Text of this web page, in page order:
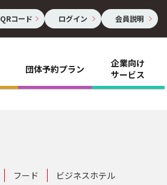
QRコード ログイン 会員説明
団体予約プラン
企業向け
サービス
フード ビジネスホテル